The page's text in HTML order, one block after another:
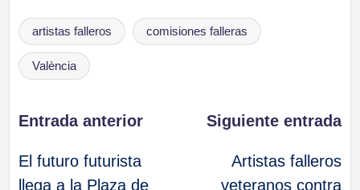
Etiquetas:
artistas falleros comisiones falleras
València
Navegación
de
Entrada anterior
El futuro futurista
llega a la Plaza de
Siguiente entrada
Artistas falleros
veteranos contra